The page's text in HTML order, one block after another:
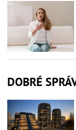
DOBRÉ